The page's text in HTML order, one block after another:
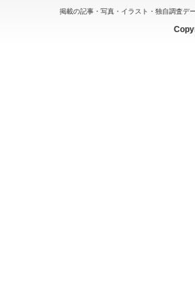
掲載の記事・写真・イラスト・独自調査デ